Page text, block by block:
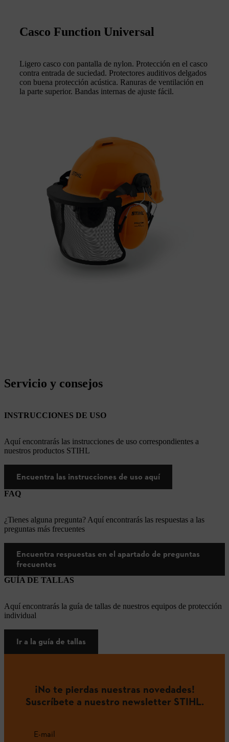
Casco Function Universal
Ligero casco con pantalla de nylon. Protección en el casco
contra entrada de suciedad. Protectores auditivos delgados
con buena protección acústica. Ranuras de ventilación en
la parte superior. Bandas internas de ajuste fácil.
Servicio y consejos
INSTRUCCIONES DE USO
Aquí encontrarás las instrucciones de uso correspondientes a
nuestros productos STIHL
Encuentra las instrucciones de uso aquí
FAQ
¿Tienes alguna pregunta? Aquí encontrarás las respuestas a las
preguntas más frecuentes
Encuentra respuestas en el apartado de preguntas
frecuentes
GUÍA DE TALLAS
Aquí encontrarás la guía de tallas de nuestros equipos de protección
individual
Ir a la guía de tallas
¡No te pierdas nuestras novedades!
Suscríbete a nuestro newsletter STIHL.
E-mail